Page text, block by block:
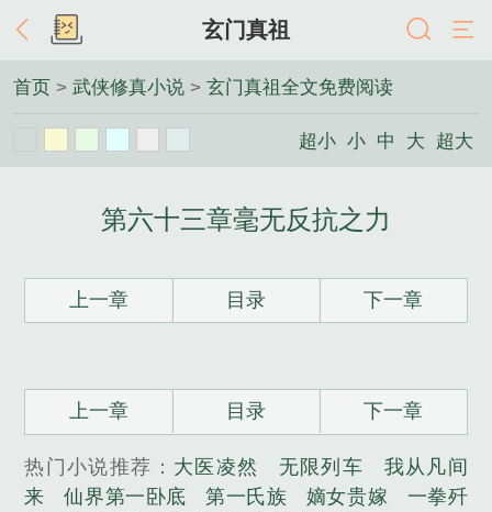
玄门真祖
首页 > 武侠修真小说 > 玄门真祖全文免费阅读
超小 小 中 大 超大
第六十三章毫无反抗之力
上一章 目录 下一章
上一章 目录 下一章
热门小说推荐： 大医凌然 无限列车
我从凡间
来
仙界第一卧底 第一氏族 嫡女贵嫁
一拳歼